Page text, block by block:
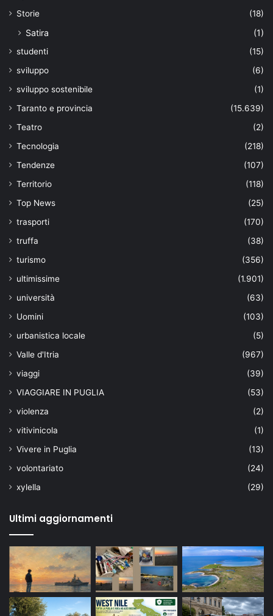
Storie
(18)
Satira (1)
studenti
(15)
sviluppo
(6)
sviluppo sostenibile
(1)
Taranto e provincia
(15.639)
Teatro
(2)
Tecnologia
(218)
Tendenze
(107)
Territorio
(118)
Top News
(25)
trasporti
(170)
truffa
(38)
turismo
(356)
ultimissime
(1.901)
università
(63)
Uomini
(103)
urbanistica locale
(5)
Valle d'Itria
(967)
viaggi
(39)
VIAGGIARE IN PUGLIA
(53)
violenza
(2)
vitivinicola
(1)
Vivere in Puglia
(13)
volontariato
(24)
xylella
(29)
Ultimi aggiornamenti